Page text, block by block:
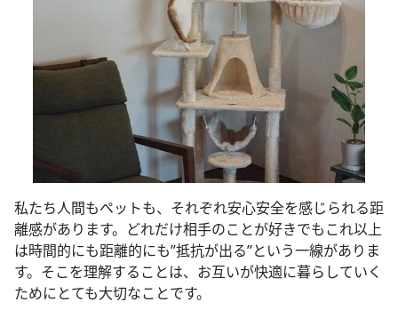
私たち人間もペットも、それぞれ安心安全を感じられる距
離感があります。どれだけ相手のことが好きでもこれ以上
は時間的にも距離的にも”抵抗が出る”という一線がありま
す。そこを理解することは、お互いが快適に暮らしていく
ためにとても大切なことです。